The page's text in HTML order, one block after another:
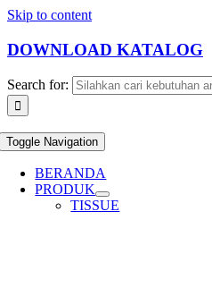
Skip to content
DOWNLOAD KATALOG
Search for:
Toggle Navigation
BERANDA
PRODUK
TISSUE